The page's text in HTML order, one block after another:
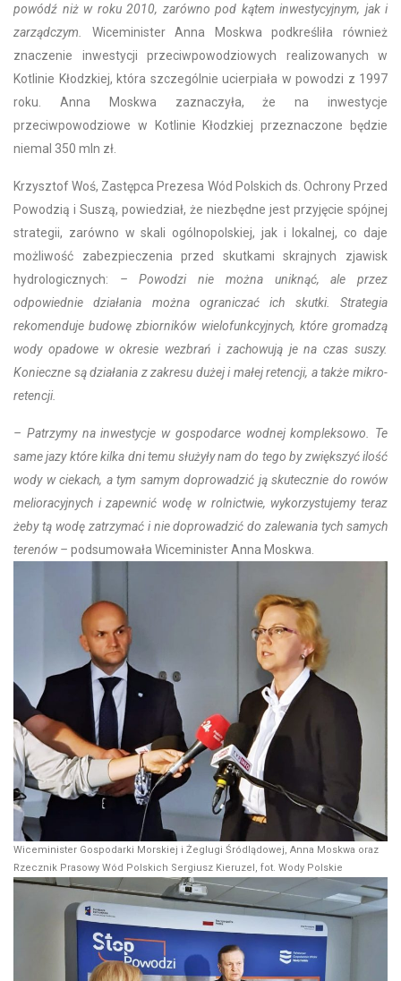
powódź niż w roku 2010, zarówno pod kątem inwestycyjnym, jak i
zarządczym. Wiceminister Anna Moskwa podkreśliła również
znaczenie inwestycji przeciwpowodziowych realizowanych w
Kotlinie Kłodzkiej, która szczególnie ucierpiała w powodzi z 1997
roku. Anna Moskwa zaznaczyła, że na inwestycje
przeciwpowodziowe w Kotlinie Kłodzkiej przeznaczone będzie
niemal 350 mln zł.
Krzysztof Woś, Zastępca Prezesa Wód Polskich ds. Ochrony Przed
Powodzią i Suszą, powiedział, że niezbędne jest przyjęcie spójnej
strategii, zarówno w skali ogólnopolskiej, jak i lokalnej, co daje
możliwość zabezpieczenia przed skutkami skrajnych zjawisk
hydrologicznych: – Powodzi nie można uniknąć, ale przez
odpowiednie działania można ograniczać ich skutki. Strategia
rekomenduje budowę zbiorników wielofunkcyjnych, które gromadzą
wody opadowe w okresie wezbrań i zachowują je na czas suszy.
Konieczne są działania z zakresu dużej i małej retencji, a także mikro-
retencji.
– Patrzymy na inwestycje w gospodarce wodnej kompleksowo. Te
same jazy które kilka dni temu służyły nam do tego by zwiększyć ilość
wody w ciekach, a tym samym doprowadzić ją skutecznie do rowów
melioracyjnych i zapewnić wodę w rolnictwie, wykorzystujemy teraz
żeby tą wodę zatrzymać i nie doprowadzić do zalewania tych samych
terenów – podsumowała Wiceminister Anna Moskwa.
Wiceminister Gospodarki Morskiej i Żeglugi Śródlądowej, Anna Moskwa oraz
Rzecznik Prasowy Wód Polskich Sergiusz Kieruzel, fot. Wody Polskie